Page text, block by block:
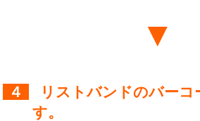
４
リストバンドのバーコ
す。